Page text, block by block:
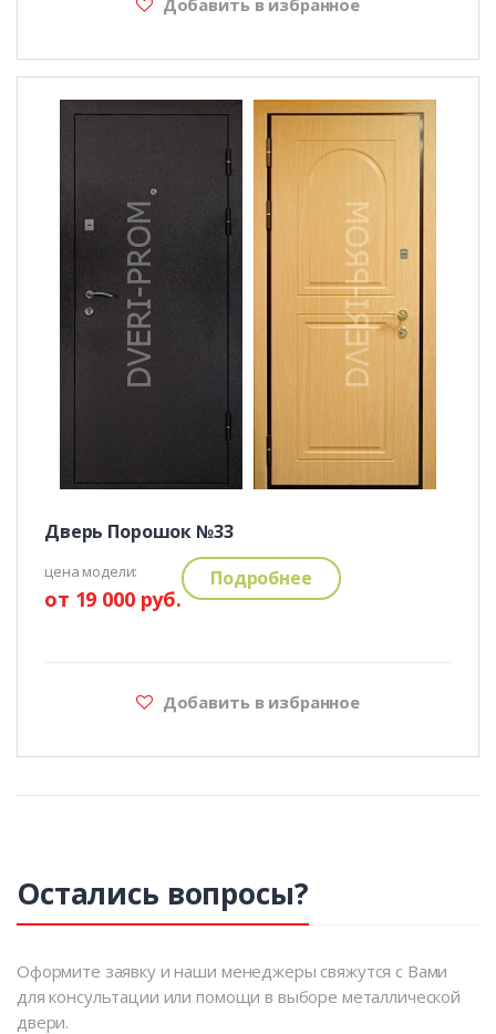
Дверь Порошок №33
цена модели:
от 19 000 руб.
Подробнее
Добавить в избранное
Остались вопросы?
Оформите заявку и наши менеджеры свяжутся с Вами
для консультации или помощи в выборе металлической
двери.